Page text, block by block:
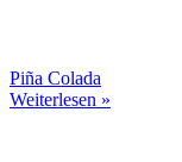
Piña Colada
Weiterlesen »